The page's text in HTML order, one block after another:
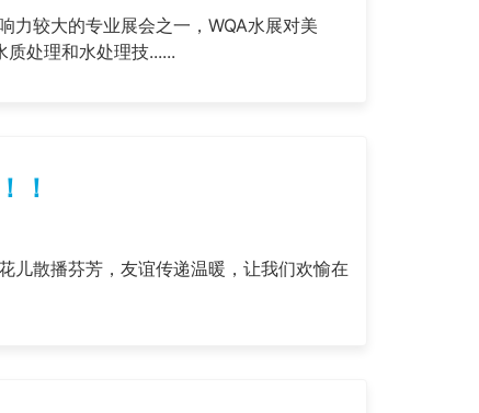
较大的专业展会之一，WQA水展对美
处理和水处理技......
！